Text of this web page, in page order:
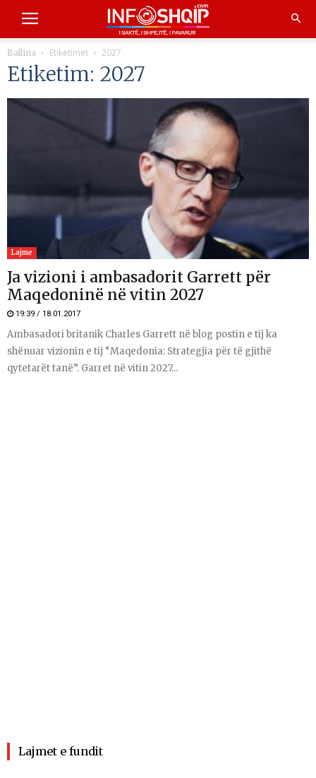
Ballina Etiketimet 2027
Etiketim: 2027
Lajme
Ja vizioni i ambasadorit Garrett për
Maqedoninë në vitin 2027
19:39 / 18.01.2017
Ambasadori britanik Charles Garrett në blog postin e tij ka
shënuar vizionin e tij “Maqedonia: Strategjia për të gjithë
qytetarët tanë”. Garret në vitin 2027...
Lajmet e fundit